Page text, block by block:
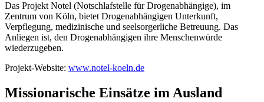
Das Projekt Notel (Notschlafstelle für Drogenabhängige), im
Zentrum von Köln, bietet Drogenabhängigen Unterkunft,
Verpflegung, medizinische und seelsorgerliche Betreuung. Das
Anliegen ist, den Drogenabhängigen ihre Menschenwürde
wiederzugeben.
Projekt-Website: www.notel-koeln.de
Missionarische Einsätze im Ausland